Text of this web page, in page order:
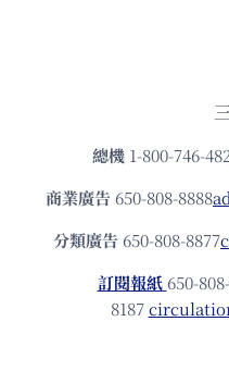
總機 1-800-746-
商業廣告 650-808-8888
分類廣告 650-808-8877
訂閱報紙 650-
8187